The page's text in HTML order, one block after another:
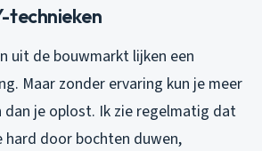
technieken
uit de bouwmarkt lijken een
Maar zonder ervaring kun je meer
dan je oplost. Ik zie regelmatig dat
hard door bochten duwen,